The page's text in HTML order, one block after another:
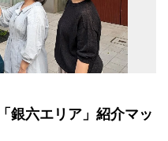
銀六エリア」紹介マッ